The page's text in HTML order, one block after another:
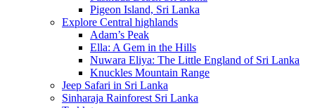
Pigeon Island, Sri Lanka
Explore Central highlands
Adam’s Peak
Ella: A Gem in the Hills
Nuwara Eliya: The Little England of Sri Lanka
Knuckles Mountain Range
Jeep Safari in Sri Lanka
Sinharaja Rainforest Sri Lanka